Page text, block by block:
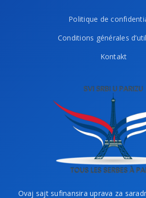
Politique de
Conditions générales
Kontakt
Ovaj sajt sufinansira uprava za